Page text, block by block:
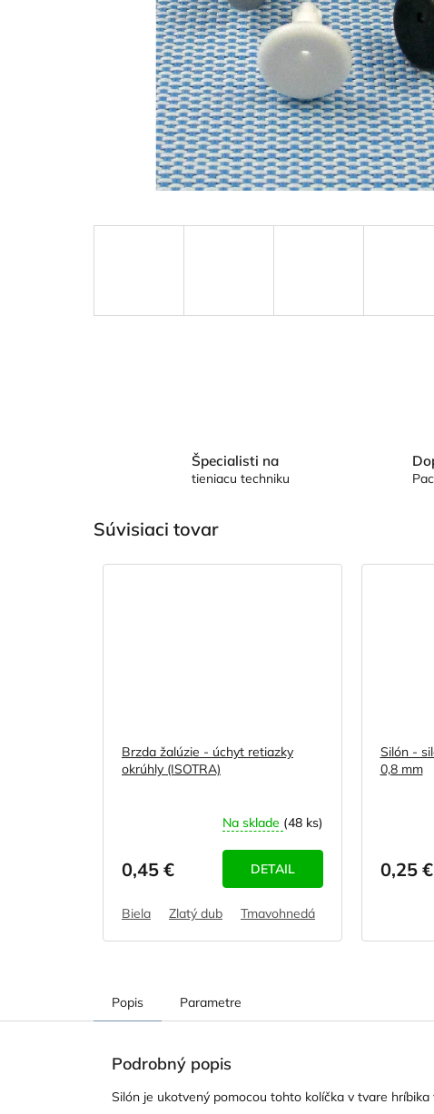
Špecialisti na
tieniacu techniku
Súvisiaci tovar
Brzda žalúzie - úchyt retiazky
okrúhly (ISOTRA)
Na sklade (48 ks)
0,45 € DETAIL
Biela Zlatý dub Tmavohnedá
Silón -
0,8 mm
0,25 €
Popis Parametre
Podrobný popis
Silón je ukotvený pomocou tohto kolíčka v tvare